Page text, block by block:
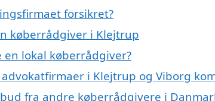
forsikret?
køberrådgiver i Klejtrup
lokal køberrådgiver?
i Klejtrup og Viborg
fra andre køberrådgivere i